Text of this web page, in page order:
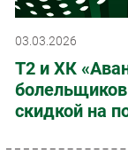
03.03.2026
Т2 и ХК
скидкой на